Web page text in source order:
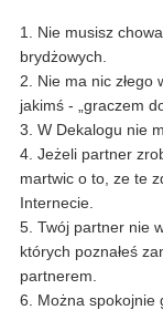
1. Nie musisz
brydżowych.
2. Nie ma nic
jakimś - „graczem
3. W Dekalogu nie
4. Jeżeli partner
martwic o to, ze te
Internecie.
5. Twój partner nie
których poznałeś
partnerem.
6. Można spokojnie